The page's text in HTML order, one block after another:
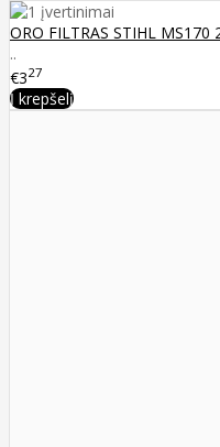
ORO FILTRAS STIHL MS170
..
€327
Į krepšelį